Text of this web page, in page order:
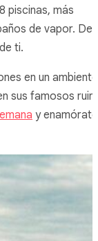
piscinas, más
de vapor. De
ti.
en un ambiente
sus famosos ruin
y enamórate